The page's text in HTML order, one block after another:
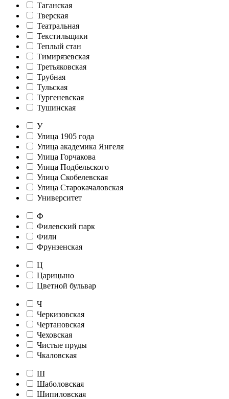
Таганская
Тверская
Театральная
Текстильщики
Теплый стан
Тимирязевская
Третьяковская
Трубная
Тульская
Тургеневская
Тушинская
У
Улица 1905 года
Улица академика Янгеля
Улица Горчакова
Улица Подбельского
Улица Скобелевская
Улица Старокачаловская
Университет
Ф
Филевский парк
Фили
Фрунзенская
Ц
Царицыно
Цветной бульвар
Ч
Черкизовская
Чертановская
Чеховская
Чистые пруды
Чкаловская
Ш
Шаболовская
Шипиловская